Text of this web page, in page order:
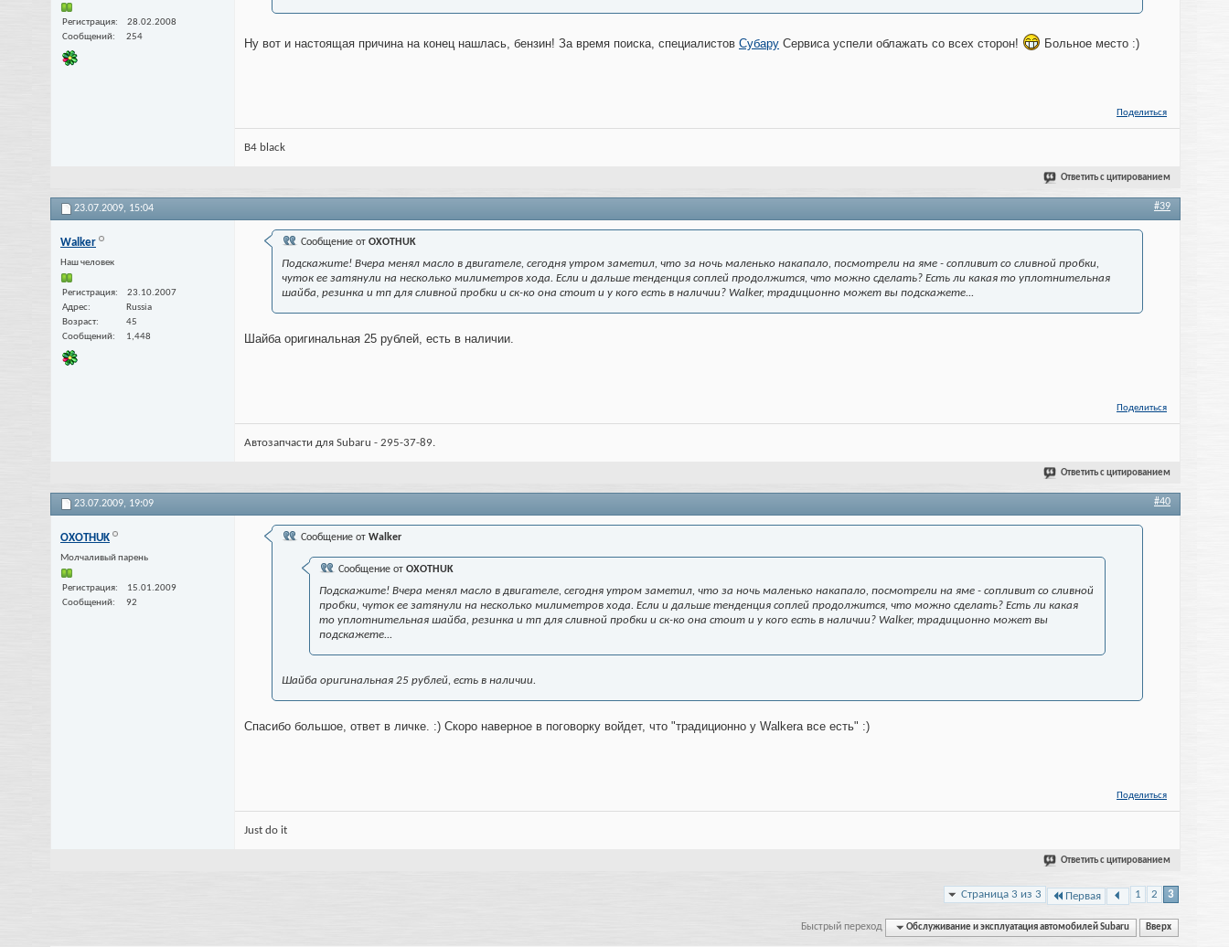
Регистрация
28.02.2008
Сообщений
254 Ну вот и настоящая причина на конец нашлась, бензин! За время поиска, специалистов Субару Сервиса успели облажать со всех сторон! Больное место :)
Поделиться
В4 black
Ответить с цитированием
23.07.2009, 15:04 #39
Walker
Наш человек
Регистрация
23.10.2007
Адрес
Russia
Возраст
45
Сообщений
1,448
Сообщение от OXOTHUK
Подскажите! Вчера менял масло в двигателе, сегодня утром заметил, что за ночь маленько накапало, посмотрели на яме - сопливит со сливной пробки,
чуток ее затянули на несколько милиметров хода. Если и дальше тенденция соплей продолжится, что можно сделать? Есть ли какая то уплотнительная
шайба, резинка и тп для сливной пробки и ск-ко она стоит и у кого есть в наличии? Walker, традиционно может вы подскажете...
Шайба оригинальная 25 рублей, есть в наличии.
Поделиться
Автозапчасти для Subaru - 295-37-89.
Ответить с цитированием
23.07.2009, 19:09 #40
OXOTHUK
Молчаливый парень
Регистрация
15.01.2009
Сообщений
92
Сообщение от Walker
Сообщение от OXOTHUK
Подскажите! Вчера менял масло в двигателе, сегодня утром заметил, что за ночь маленько накапало, посмотрели на яме - сопливит со сливной
пробки, чуток ее затянули на несколько милиметров хода. Если и дальше тенденция соплей продолжится, что можно сделать? Есть ли какая
то уплотнительная шайба, резинка и тп для сливной пробки и ск-ко она стоит и у кого есть в наличии? Walker, традиционно может вы
подскажете...
Шайба оригинальная 25 рублей, есть в наличии.
Спасибо большое, ответ в личке. :) Скоро наверное в поговорку войдет, что "традиционно у Walkera все есть" :)
Поделиться
Just do it
Ответить с цитированием
Страница 3 из 3 Первая 1 2 3
Быстрый переход Обслуживание и эксплуатация автомобилей Subaru Вверх